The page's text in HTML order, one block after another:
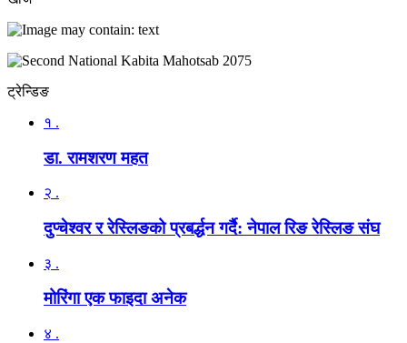
ट्रेन्डिङ
१ .
डा. रामशरण महत
२ .
दुप्चेश्वर र रेस्लिङको प्रबर्द्धन गर्दै: नेपाल रिङ रेस्लिङ संघ
३ .
मोरिंगा एक फाइदा अनेक
४ .